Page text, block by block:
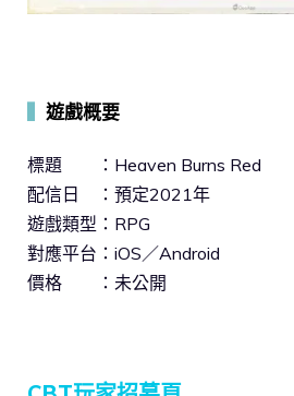
遊戲概要
標題 ：Heaven Burns Red
配信日 ：預定2021年
遊戲類型：RPG
對應平台：iOS／Android
價格 ：未公開